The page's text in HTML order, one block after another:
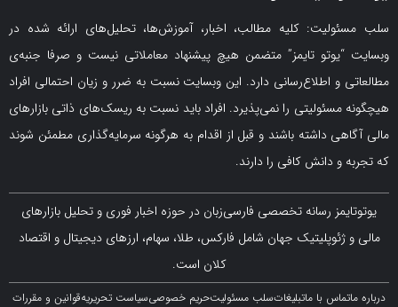
کلیه مطالب، اخبار، آموزش‌ها، تحلیل‌های ارائه شده در
تایمز” متضمن هیچ پیشنهاد معاملاتی نیست و صرفا جنبه‌ی
اطلاع‌رسانی دارد. این وبسایت نسبت به ضرر و زیان احتمالی افراد
را نمی‌پذیرد. افراد باید نسبت به ریسک‌های ذاتی بازارهای
داشته باشند و قبل از اقدام به هرگونه سرمایه‌گذاری مطمئن شوند
دانش کافی را دارند.
رسانه تخصصی فارسی‌زبان در حوزه اخبار فوری و تحلیل بازارهای
جهان شامل فارکس، طلا، سهام، ارزهای دیجیتال و اقتصاد
با ما تبلیغاتسلب مسئولیتحریم خصوصیسیاست تحریریهقوانین و مقررات